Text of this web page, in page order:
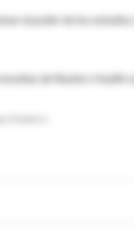
el poder de los
de Reuters Health